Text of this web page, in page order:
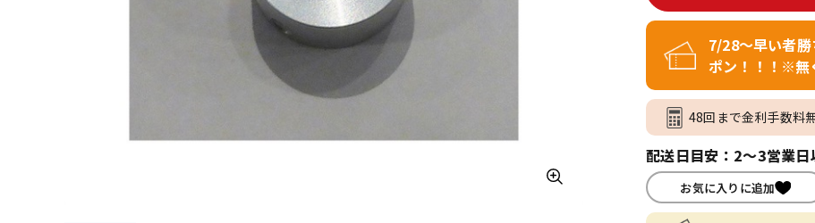
7/28～早い者
ポン！！！※無
48回まで金利手数料
配送日目安：2～3営業
お気に入りに追加